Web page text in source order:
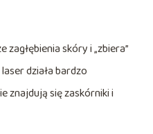
skóry i „zbiera”
działa bardzo
znajdują się zaskórniki i